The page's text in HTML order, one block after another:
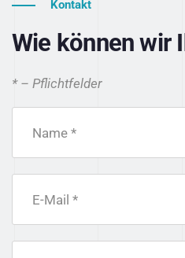
Kontakt
Wie können wir
* – Pflichtfelder
Name *
E-Mail *